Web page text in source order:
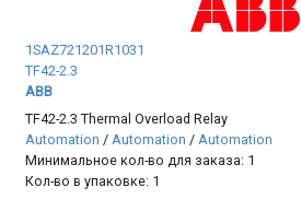
1SAZ721201R1031
TF42-2.3
ABB
TF42-2.3 Thermal Overload Relay
Automation / Automation / Automation
Минимальное кол-во для заказа: 1
Кол-во в упаковке: 1